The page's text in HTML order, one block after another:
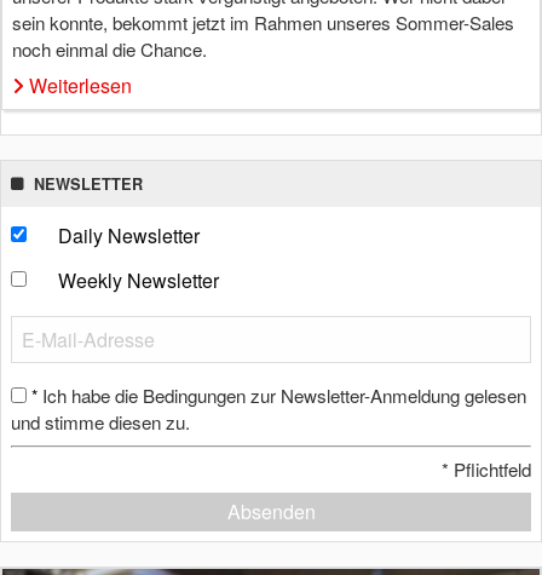
sein konnte, bekommt jetzt im Rahmen unseres Sommer-Sales
noch einmal die Chance.
Weiterlesen
NEWSLETTER
Daily Newsletter
Weekly Newsletter
* Ich habe die Bedingungen zur Newsletter-Anmeldung gelesen
und stimme diesen zu.
* Pflichtfeld
Absenden